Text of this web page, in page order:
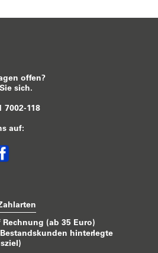
offen?
sich.
7002-118
auf:
Rechnung (ab 35 Euro)
hinterlegte